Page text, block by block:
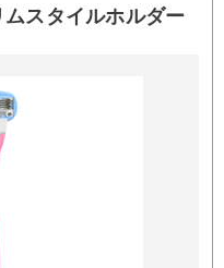
スタイルホルダー